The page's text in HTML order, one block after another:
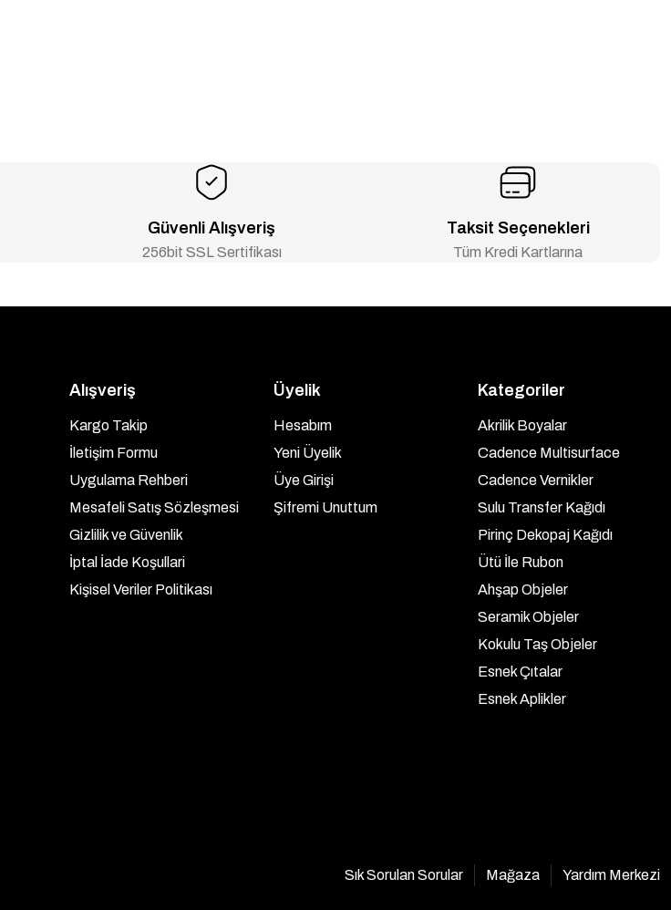
Güvenli Alışveriş
256bit SSL Sertifikası
Taksit Seçenekleri
Tüm Kredi Kartlarına
Alışveriş
Kargo Takip
İletişim Formu
Uygulama Rehberi
Mesafeli Satış Sözleşmesi
Gizlilik ve Güvenlik
İptal İade Koşullari
Kişisel Veriler Politikası
Üyelik
Hesabım
Yeni Üyelik
Üye Girişi
Şifremi Unuttum
Kategoriler
Akrilik Boyalar
Cadence Multisurface
Cadence Vernikler
Sulu Transfer Kağıdı
Pirinç Dekopaj Kağıdı
Ütü İle Rubon
Ahşap Objeler
Seramik Objeler
Kokulu Taş Objeler
Esnek Çıtalar
Esnek Aplikler
Sık Sorulan Sorular Mağaza Yardım Merkezi